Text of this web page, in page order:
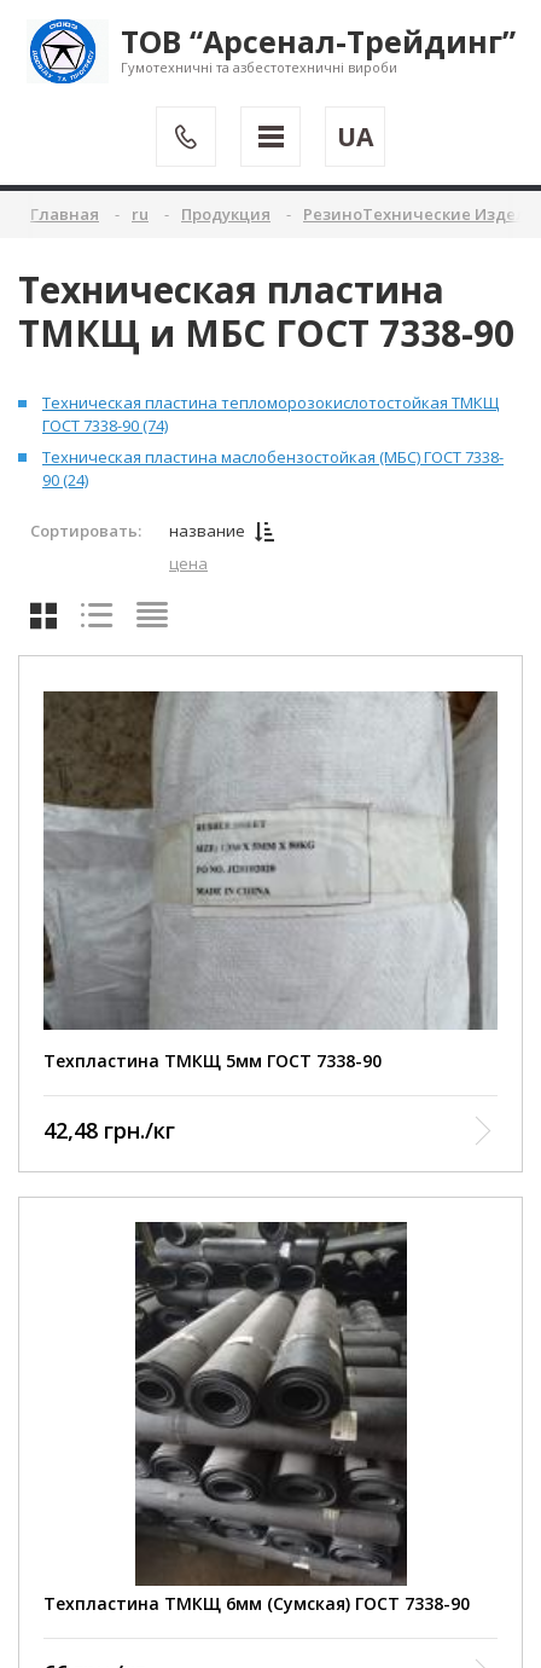
ТОВ “Арсенал-Трейдинг”
Гумотехничні та азбестотехничні вироби
UA
Главная ru Продукция РезиноТехнические
Техническая пластина
ТМКЩ и МБС ГОСТ 7338-90
Техническая пластина тепломорозокислотостойкая ТМКЩ
ГОСТ 7338-90 (74)
Техническая пластина маслобензостойкая (МБС) ГОСТ 7338-
90 (24)
Сортировать:
название
цена
Техпластина ТМКЩ 5мм ГОСТ 7338-90
42,48 грн./кг
Техпластина ТМКЩ 6мм (Сумская) ГОСТ 7338-90